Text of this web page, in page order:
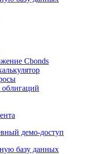
Cbonds
демо-доступ
базу данных